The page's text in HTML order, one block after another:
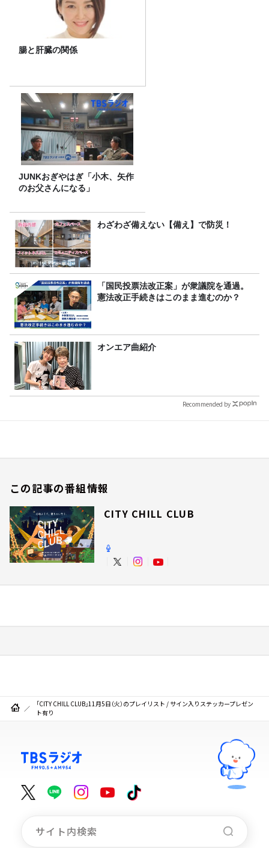
腸と肝臓の関係
JUNKおぎやはぎ「小木、矢作
のお父さんになる」
わざわざ備えない【備え】で防災！
「国民投票法改正案」が衆議院を通過。
憲法改正手続きはこのまま進むのか？
オンエア曲紹介
Recommended by
この記事の番組情報
CITY CHILL CLUB
「CITY CHILL CLUB」11月5日（火）のプレイリスト / サイン入りステッカープレゼン
ト有り